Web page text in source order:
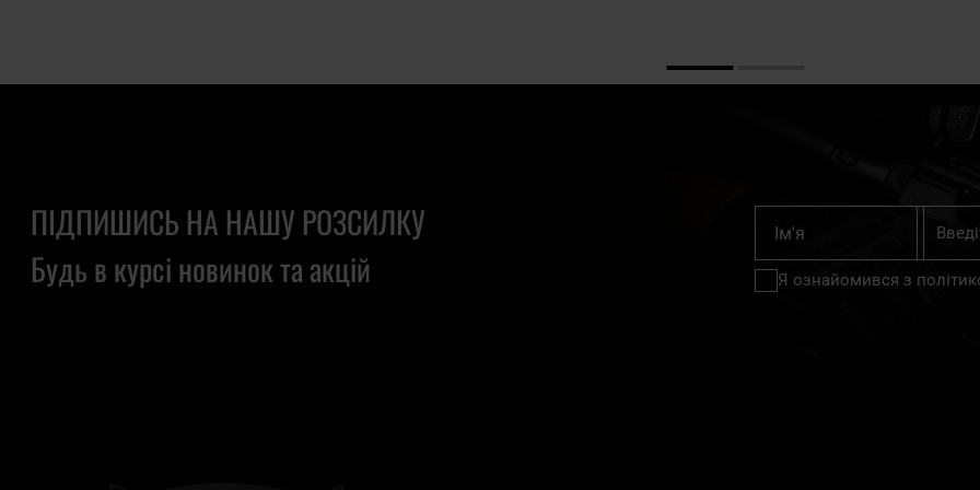
ПІДПИШИСЬ НА НАШУ РОЗСИЛКУ
Будь в курсі новинок та акцій
нашу
розсилку
Я ознайомився з